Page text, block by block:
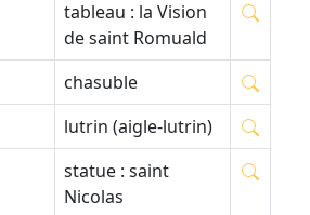
tableau : la Vision
de saint Romuald
chasuble
lutrin (aigle-lutrin)
statue : saint
Nicolas